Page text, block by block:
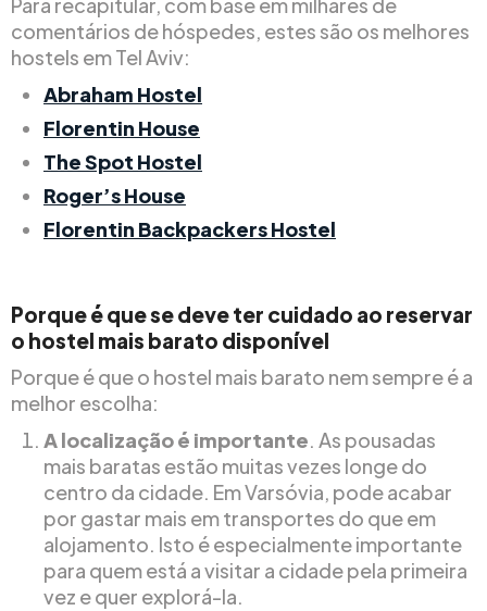
comentários de hóspedes, estes são os melhores
hostels em Tel Aviv:
Abraham Hostel
Florentin House
The Spot Hostel
Roger’s House
Florentin Backpackers Hostel
Porque é que se deve ter cuidado ao reservar
o hostel mais barato disponível
Porque é que o hostel mais barato nem sempre é a
melhor escolha:
A localização é importante. As pousadas
mais baratas estão muitas vezes longe do
centro da cidade. Em Varsóvia, pode acabar
por gastar mais em transportes do que em
alojamento. Isto é especialmente importante
para quem está a visitar a cidade pela primeira
vez e quer explorá-la.